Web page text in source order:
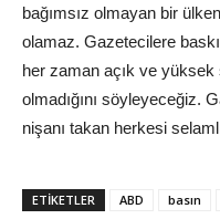
bağımsız olmayan bir
olamaz. Gazetecilere
her zaman açık ve
olmadığını söyleyeceğiz.
nişanı takan herkesi
ETIKETLER ABD basın